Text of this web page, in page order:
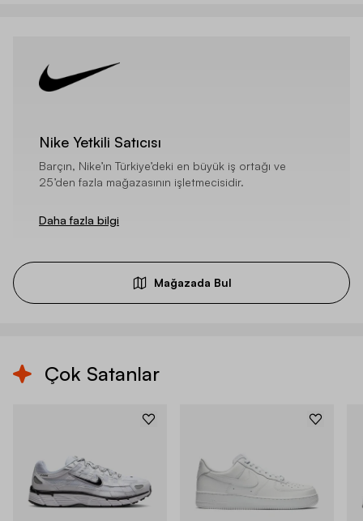
Nike Yetkili Satıcısı
Barçın, Nike’ın Türkiye’deki en büyük iş ortağı ve
25’den fazla mağazasının işletmecisidir.
Daha fazla bilgi
Mağazada Bul
Çok Satanlar